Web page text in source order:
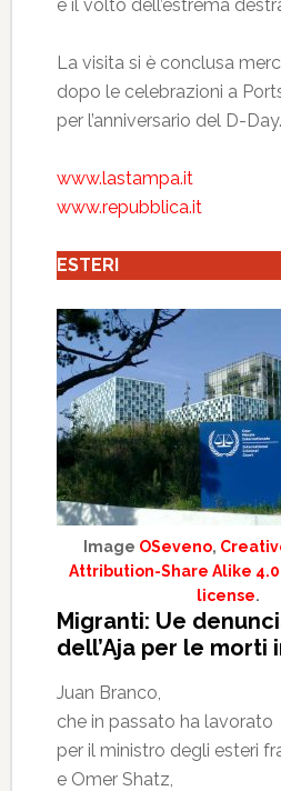
è il volto dell’estrema
La visita si è conclusa
dopo le celebrazioni a
per l’anniversario del D-Day.
www.lastampa.it
www.repubblica.it
ESTERI
Image OSeveno,
Attribution-Share Alike
license.
Migranti: Ue
dell’Aja per le morti
Juan Branco,
che in passato ha lavorato
per il ministro degli esteri
e Omer Shatz,